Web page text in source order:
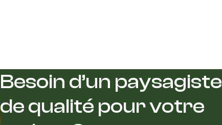
Besoin d’un paysagiste
de qualité pour votre